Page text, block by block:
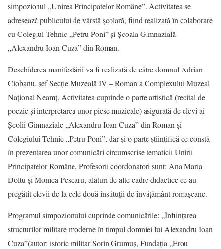
simpozionul „Unirea Principatelor Române”. Activitatea se
adresează publicului de vârstă școlară, fiind realizată în colaborare
cu Colegiul Tehnic „Petru Poni” și Şcoala Gimnazială
„Alexandru Ioan Cuza” din Roman.
Deschiderea manifestării va fi realizată de către domnul Adrian
Ciobanu, șef Secție Muzeală IV – Roman a Complexului Muzeal
Național Neamț. Activitatea cuprinde o parte artistică (recital de
poezie și interpretarea unor piese muzicale) asigurată de elevi ai
Școlii Gimnaziale „Alexandru Ioan Cuza” din Roman și
Colegiului Tehnic „Petru Poni”, dar și o parte științifică ce constă
în prezentarea unor comunicări circumscrise tematicii Unirii
Principatelor Române. Profesorii coordonatori sunt: Ana Maria
Doltu și Monica Pescaru, alături de alte cadre didactice ce au
pregătit elevii de la cele două instituții de învățământ romașcane.
Programul simpozionului cuprinde comunicările: „Înființarea
structurilor militare moderne în timpul domniei lui Alexandru Ioan
Cuza”(autor: istoric militar Sorin Grumuş, Fundația „Erou